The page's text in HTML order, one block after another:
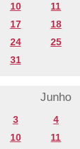
10 11
17 18
24 25
31
Junho
3 4
10 11